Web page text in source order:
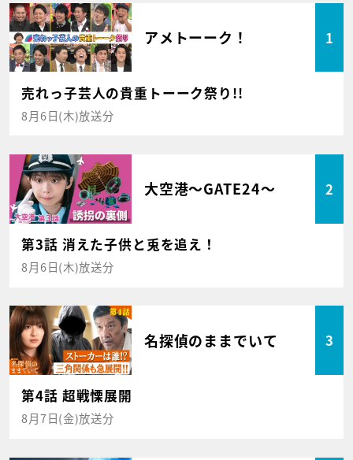
アメトーーク！ 1
売れっ子芸人の貴重トーーク祭り!!
8月6日(木)放送分
大空港～GATE24～ 2
第3話 消えた子供と兎を追え！
8月6日(木)放送分
名探偵のままでいて 3
第4話 超戦慄展開
8月7日(金)放送分